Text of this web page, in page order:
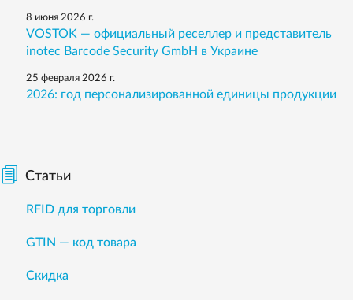
8 июня 2026 г.
VOSTOK — официальный реселлер и представитель
inotec Barcode Security GmbH в Украине
25 февраля 2026 г.
2026: год персонализированной единицы продукции
Статьи
RFID для торговли
GTIN — код товара
Скидка